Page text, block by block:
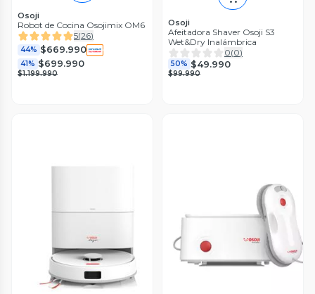
Osoji
Robot de Cocina Osojimix OM6
5(26)
44% $669.990
41% $699.990
$1.199.990
Osoji
Afeitadora Shaver Osoji S3
Wet&Dry Inalámbrica
0(0)
50% $49.990
$99.990